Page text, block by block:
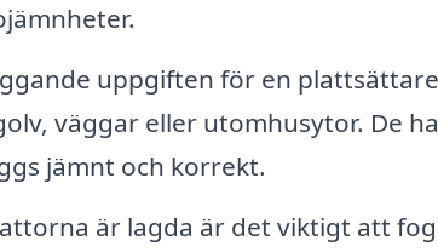
uppgiften för en
väggar eller utomhusytor. De
jämnt och korrekt.
är lagda är det viktigt att